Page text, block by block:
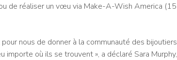
de réaliser un vœu via Make-A-Wish America (15
nous de donner à la communauté des bijoutiers
où ils se trouvent », a déclaré Sara Murphy,